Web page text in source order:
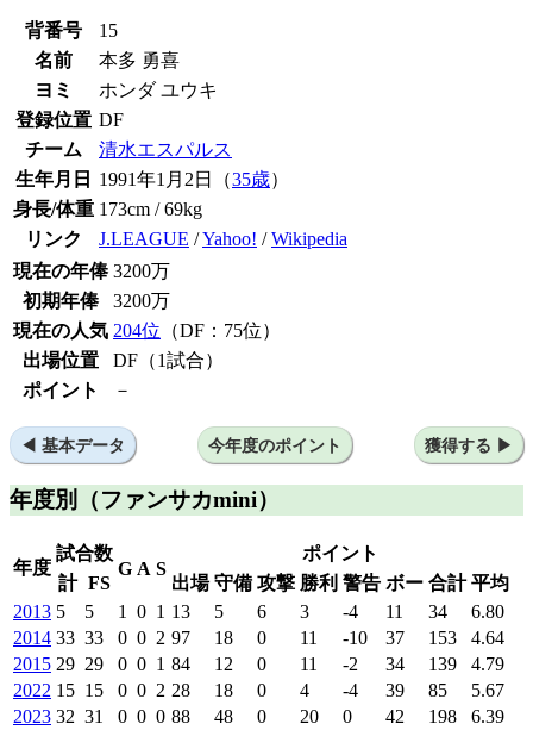
背番号
15
名前
本多 勇喜
ヨミ
ホンダ ユウキ
登録位置 DF
チーム
清水エスパルス
生年月日
1991年1月2日（35歳）
身長/体重 173cm / 69kg
リンク
J.LEAGUE /Yahoo! /Wikipedia
現在の年俸 3200万
初期年俸
3200万
現在の人気 204位 （DF：75位）
出場位置
DF（1試合）
ポイント
－
基本データ 今年度のポイント 獲得する
年度別 （ファンサカmini）
年度
試合数
G A S
ポイント
計 FS 出場 守備 攻撃 勝利 警告 ボー 合計 平均
2013 5 5 1 0 1 13 5 6 3 -4 11 34
6.80
2014 33 33 0 0 2 97 18 0 11 -10 37 153
4.64
2015 29 29 0 0 1 84 12 0 11 -2 34 139
4.79
2022 15 15 0 0 2 28 18 0 4 -4 39 85
5.67
2023 32 31 0 0 0 88 48 0 20 0 42 198
6.39